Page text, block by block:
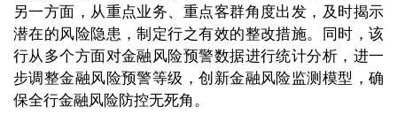
另一方面，从重点业务、重点客群角度出发，及时揭示
潜在的风险隐患，制定行之有效的整改措施。同时，该
行从多个方面对金融风险预警数据进行统计分析，进一
步调整金融风险预警等级，创新金融风险监测模型，确
保全行金融风险防控无死角。